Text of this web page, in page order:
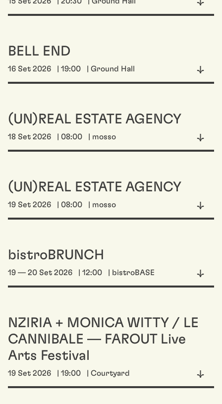
BELL END
16 Set 2026 | 19:00 | Ground Hall
(UN)REAL ESTATE AGENCY
18 Set 2026 | 08:00 | mosso
(UN)REAL ESTATE AGENCY
19 Set 2026 | 08:00 | mosso
bistroBRUNCH
19 — 20 Set 2026 | 12:00 | bistroBASE
NZIRIA + MONICA WITTY / LE
CANNIBALE — FAROUT Live
Arts Festival
19 Set 2026 | 19:00 | Courtyard